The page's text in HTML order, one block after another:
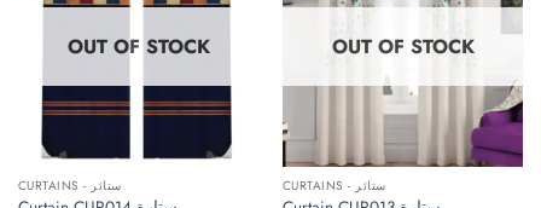
OUT OF STOCK
CURTAINS - ستائر
OUT OF STOCK
CURTAINS - ستائر